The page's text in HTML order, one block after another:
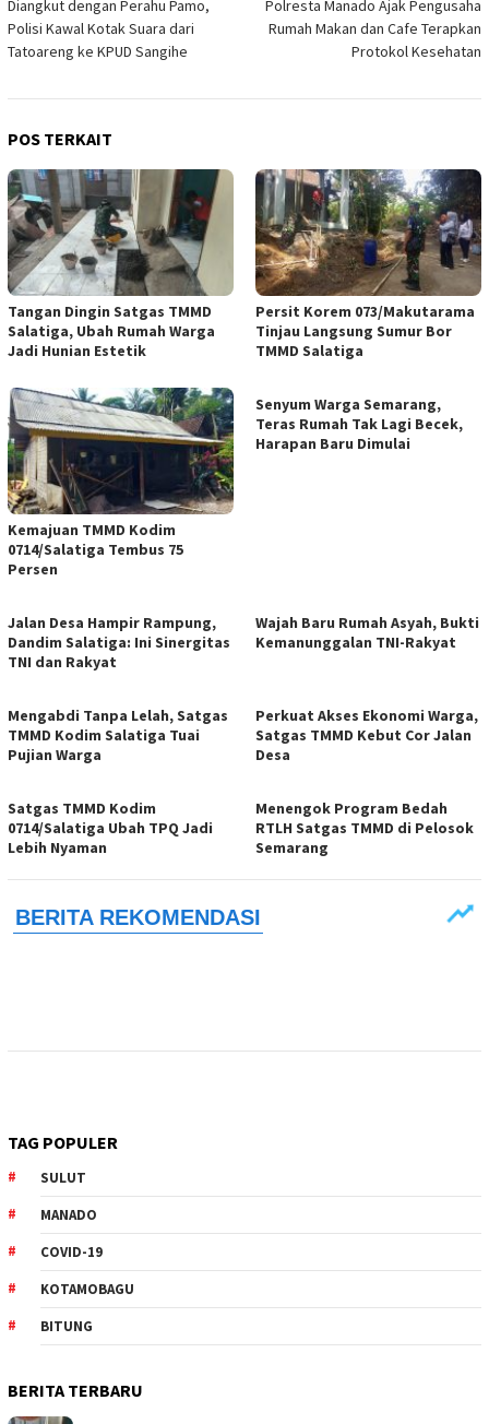
pos
Diangkut dengan Perahu Pamo,
Polisi Kawal Kotak Suara dari
Tatoareng ke KPUD Sangihe
Polresta Manado Ajak Pengusaha
Rumah Makan dan Cafe Terapkan
Protokol Kesehatan
POS TERKAIT
Tangan Dingin Satgas TMMD
Salatiga, Ubah Rumah Warga
Jadi Hunian Estetik
Persit Korem 073/Makutarama
Tinjau Langsung Sumur Bor
TMMD Salatiga
Kemajuan TMMD Kodim
0714/Salatiga Tembus 75
Persen
Senyum Warga Semarang,
Teras Rumah Tak Lagi Becek,
Harapan Baru Dimulai
Jalan Desa Hampir Rampung,
Dandim Salatiga: Ini Sinergitas
TNI dan Rakyat
Wajah Baru Rumah Asyah, Bukti
Kemanunggalan TNI-Rakyat
Mengabdi Tanpa Lelah, Satgas
TMMD Kodim Salatiga Tuai
Pujian Warga
Perkuat Akses Ekonomi Warga,
Satgas TMMD Kebut Cor Jalan
Desa
Satgas TMMD Kodim
0714/Salatiga Ubah TPQ Jadi
Lebih Nyaman
Menengok Program Bedah
RTLH Satgas TMMD di Pelosok
Semarang
TAG POPULER
SULUT
MANADO
COVID-19
KOTAMOBAGU
BITUNG
BERITA TERBARU